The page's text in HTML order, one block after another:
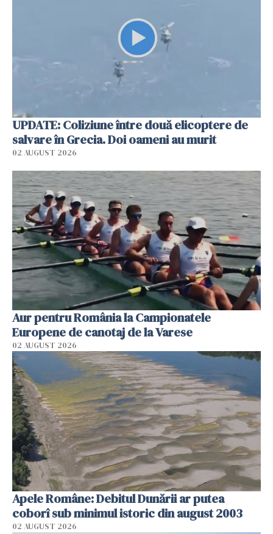
UPDATE: Coliziune între două elicoptere de
salvare în Grecia. Doi oameni au murit
02 AUGUST 2026
Aur pentru România la Campionatele
Europene de canotaj de la Varese
02 AUGUST 2026
Apele Române: Debitul Dunării ar putea
coborî sub minimul istoric din august 2003
02 AUGUST 2026